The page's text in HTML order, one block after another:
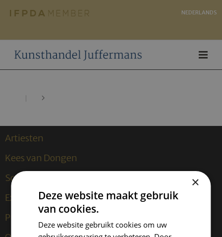
NEDERLANDS
Artiesten
Kees van Dongen
Sculpturen
Exposities
Publicaties
×
Deze website maakt gebruik
van cookies.
Deze website gebruikt cookies om uw